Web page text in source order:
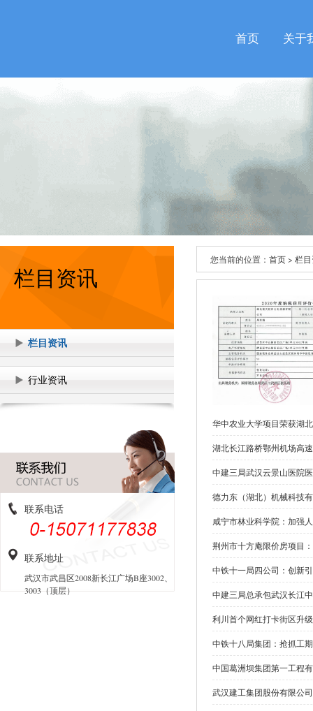
首页 关于
栏目资讯
栏目资讯
行业资讯
联系电话
联系地址
武汉市武昌区2008新长江广场B座3002、
3003（顶层）
您当前的位置： 首页> 栏
华中农业大学项目荣获湖
湖北长江路桥鄂州机场高
中建三局武汉云景山医院
德力东（湖北）机械科技
咸宁市林业科学院：加强
荆州市十方庵限价房项目
中铁十一局四公司：创新
中建三局总承包武汉长江
利川首个网红打卡街区升
中铁十八局集团：抢抓工
中国葛洲坝集团第一工程
武汉建工集团股份有限公